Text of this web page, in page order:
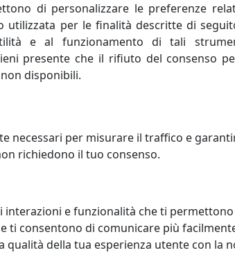
LAMPADA A SOSPENSIONE ASTRO A 6
LUCI 206.155.01 TRASPARENTE
di personalizzare le preferenze
utilizzata per le finalità descritte di
e al funzionamento di tali
presente che il rifiuto del consenso
disponibili.
necessari per misurare il traffico e
richiedono il tuo consenso.
e funzionalità che ti
ti consentono di comunicare più
della tua esperienza utente con la